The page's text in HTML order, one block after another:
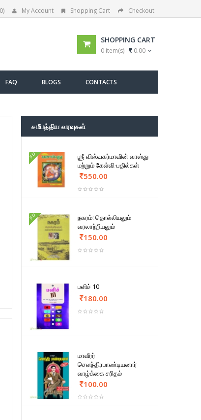
My Account Shopping Cart Checkout
SHOPPING CART
0 item(s) - 0.00
FAQ BLOGS CONTACTS
சமீபத்திய வரவுகள்
FD
ஶ்ரீ விஸ்வகர்மாவின் வாஸ்து
மற்றும் கேள்வி-பதில்கள்
550.00
FD
நகரம்: தொல்லியலும்
வரலாற்றியலும்
150.00
பளிச் 10
180.00
மாவீரர்
செளந்திரபாண்டியனார்
வாழ்க்கை சரிதம்
100.00